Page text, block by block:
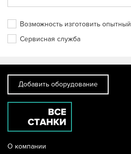
Возможность изготовить опытный
Сервисная служба
Добавить оборудование
О компании